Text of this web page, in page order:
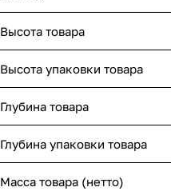
Высота товара
Высота упаковки товара
Глубина товара
Глубина упаковки товара
Масса товара (нетто)